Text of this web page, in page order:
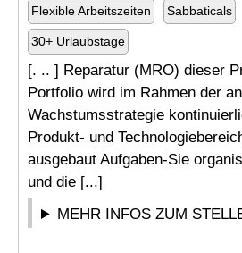
Flexible Arbeitszeiten Sabbaticals
30+ Urlaubstage
[. .. ] Reparatur (MRO) dieser
Portfolio wird im Rahmen der
Wachstumsstrategie
Produkt- und
ausgebaut Aufgaben-Sie
und die [...]
MEHR INFOS ZUM